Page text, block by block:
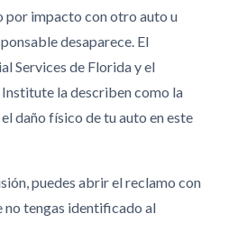
por impacto con otro auto u
desaparece. El
Services de Florida y el
la describen como la
daño físico de tu auto en este
puedes abrir el reclamo con
no tengas identificado al